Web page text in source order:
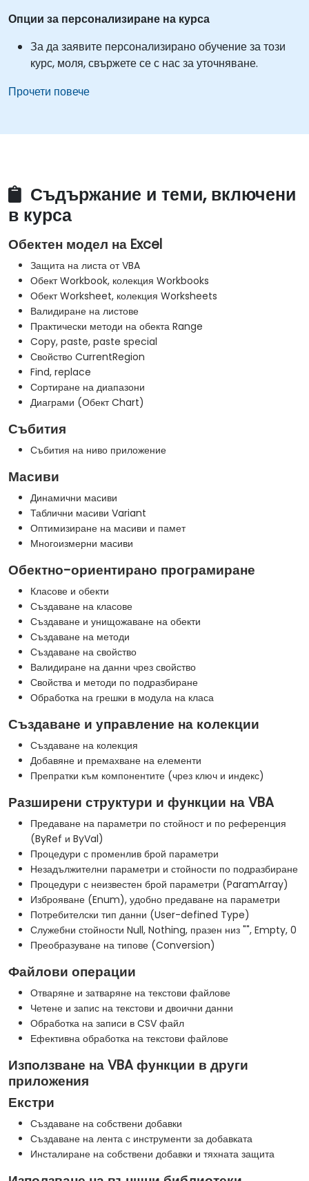
Опции за персонализиране на курса
За да заявите персонализирано обучение за този
курс, моля, свържете се с нас за уточняване.
Прочети повече
Съдържание и теми, включени
в курса
Обектен модел на Excel
Защита на листа от VBA
Обект Workbook, колекция Workbooks
Обект Worksheet, колекция Worksheets
Валидиране на листове
Практически методи на обекта Range
Copy, paste, paste special
Свойство CurrentRegion
Find, replace
Сортиране на диапазони
Диаграми (Обект Chart)
Събития
Събития на ниво приложение
Масиви
Динамични масиви
Таблични масиви Variant
Оптимизиране на масиви и памет
Многоизмерни масиви
Обектно-ориентирано програмиране
Класове и обекти
Създаване на класове
Създаване и унищожаване на обекти
Създаване на методи
Създаване на свойство
Валидиране на данни чрез свойство
Свойства и методи по подразбиране
Обработка на грешки в модула на класа
Създаване и управление на колекции
Създаване на колекция
Добавяне и премахване на елементи
Препратки към компонентите (чрез ключ и индекс)
Разширени структури и функции на VBA
Предаване на параметри по стойност и по референция
(ByRef и ByVal)
Процедури с променлив брой параметри
Незадължителни параметри и стойности по подразбиране
Процедури с неизвестен брой параметри (ParamArray)
Изброяване (Enum), удобно предаване на параметри
Потребителски тип данни (User-defined Type)
Служебни стойности Null, Nothing, празен низ "", Empty, 0
Преобразуване на типове (Conversion)
Файлови операции
Отваряне и затваряне на текстови файлове
Четене и запис на текстови и двоични данни
Обработка на записи в CSV файл
Ефективна обработка на текстови файлове
Използване на VBA функции в други
приложения
Екстри
Създаване на собствени добавки
Създаване на лента с инструменти за добавката
Инсталиране на собствени добавки и тяхната защита